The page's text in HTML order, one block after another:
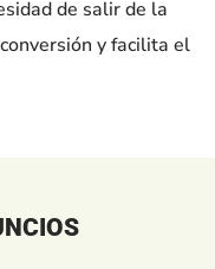
de salir de la
y facilita el